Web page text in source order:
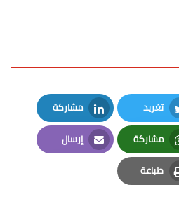
تغريد
Twitter
مشاركة
LinkedIn
مشاركة
Whatsapp
إرسال
Email
طباعة
Print